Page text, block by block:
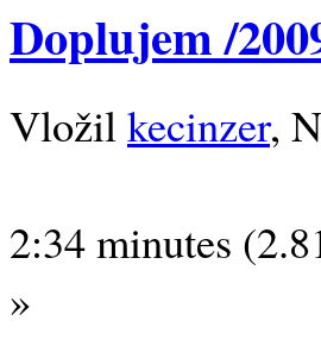
Doplujem /
Vložilkecinzer,
2:34 minutes
»